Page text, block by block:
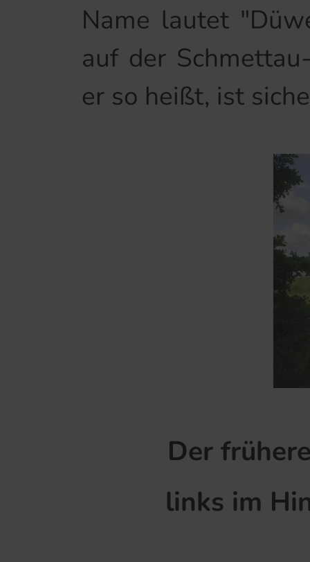
Name lautet
auf der
er so heißt, ist
Der
links im